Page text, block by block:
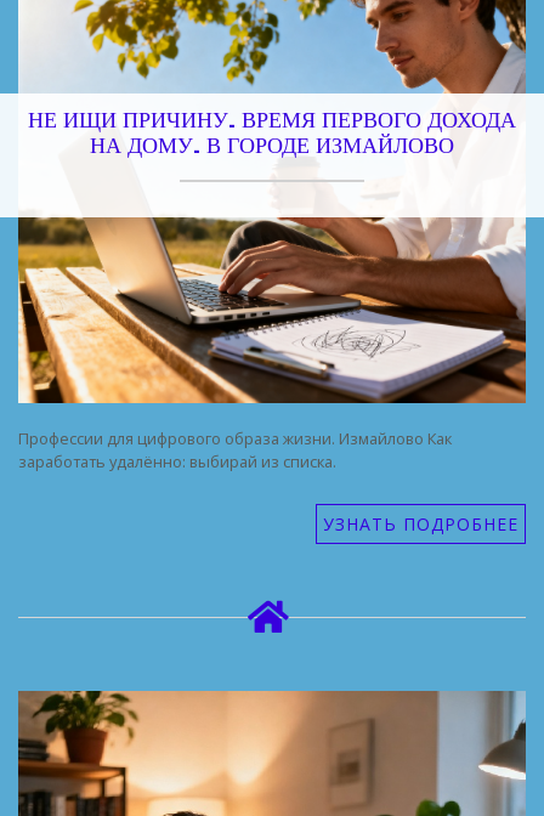
НЕ ИЩИ ПРИЧИНУ. ВРЕМЯ ПЕРВОГО ДОХОДА
НА ДОМУ. В ГОРОДЕ ИЗМАЙЛОВО
Профессии для цифрового образа жизни. Измайлово Как
заработать удалённо: выбирай из списка.
УЗНАТЬ ПОДРОБНЕЕ